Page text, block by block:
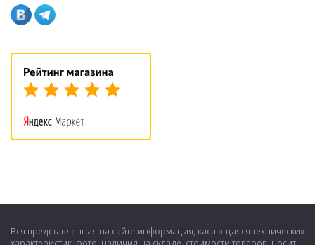
Вся представленная на сайте информация, касающаяся технических